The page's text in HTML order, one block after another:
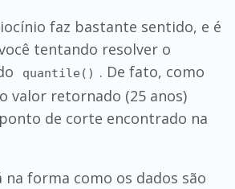
faz bastante sentido, e é
tentando resolver o
quantile() . De fato, como
valor retornado (25 anos)
de corte encontrado na
na forma como os dados são